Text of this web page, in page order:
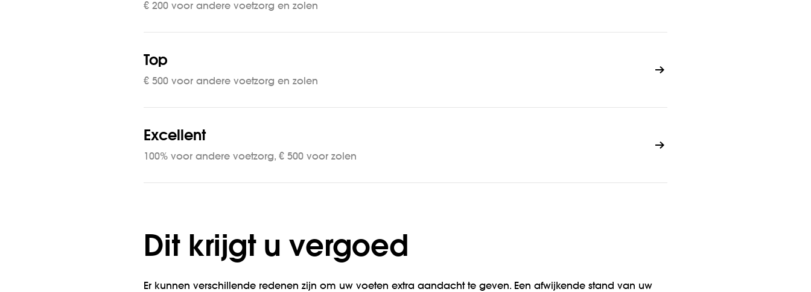
€ 200 voor andere voetzorg en zolen
Top
€ 500 voor andere voetzorg en zolen
Excellent
100% voor andere voetzorg, € 500 voor zolen
Dit krijgt u vergoed
Er kunnen verschillende redenen zijn om uw voeten extra aandacht te geven. Een afwijkende stand van uw